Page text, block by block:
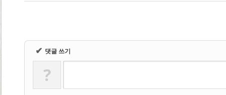
✔ 댓글 쓰기
?